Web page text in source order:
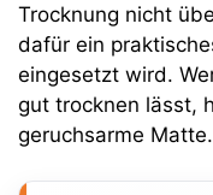
Trocknung nicht
dafür ein
eingesetzt wird.
gut trocknen lässt,
geruchsarme Matte.